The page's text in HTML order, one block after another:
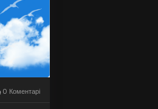
0 Коментарі